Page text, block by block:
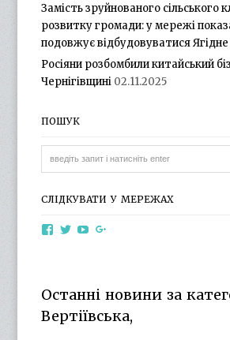
Замість зруйнованого сільського
розвитку громади: у мережі
подовжує відбудовуватися Ягідне
Росіяни розбомбили китайський
Чернігівщині 02.11.2025
ПОШУК
СЛІДКУВАТИ У МЕРЕЖАХ
ViewViewView
YouTube
Останні новини за
Вертіївська,